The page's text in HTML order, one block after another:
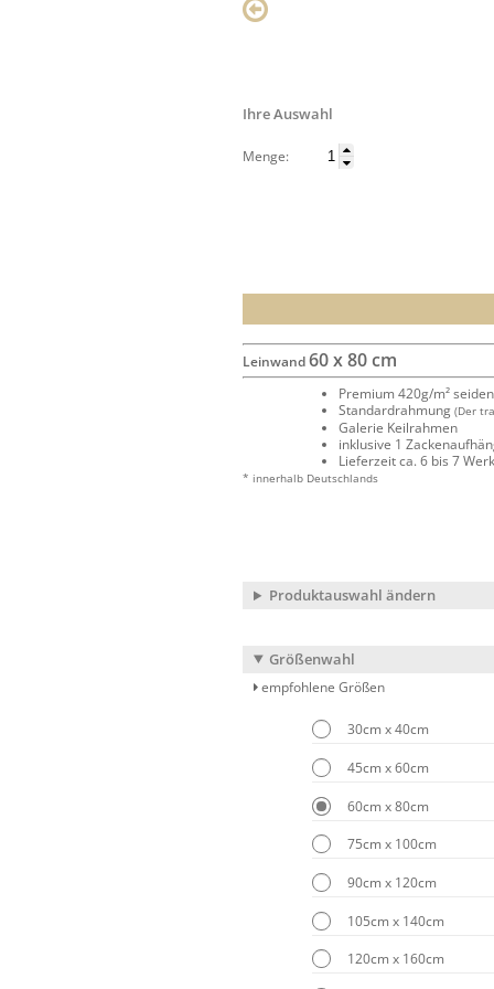
Ihre Auswahl
Menge:
Leinwand60 x 80 cm
Premium 420g/m²
Standardrahmung (Der
Galerie Keilrahmen
inklusive 1
Lieferzeit ca. 6 bis 7
* innerhalb Deutschlands
Produktauswahl ändern
Größenwahl
empfohlene Größen
30cm x 40cm
45cm x 60cm
60cm x 80cm
75cm x 100cm
90cm x 120cm
105cm x 140cm
120cm x 160cm